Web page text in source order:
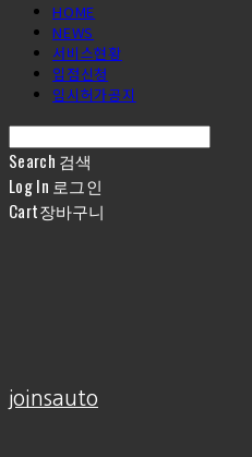
HOME
NEWS
서비스현황
입점신청
임시허가공지
Search 검색
Log In 로그인
Cart장바구니
joinsauto